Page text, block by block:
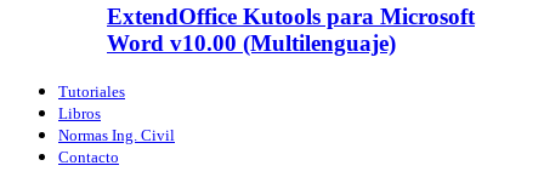
ExtendOffice Kutools para Microsoft
Word v10.00 (Multilenguaje)
Tutoriales
Libros
Normas Ing. Civil
Contacto